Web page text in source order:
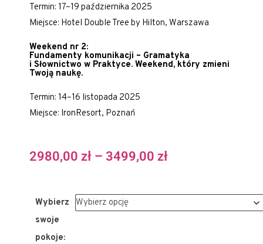
Termin: 17–19 października 2025
Miejsce: Hotel Double Tree by Hilton, Warszawa
Weekend nr 2:
Fundamenty komunikacji – Gramatyka
i Słownictwo w Praktyce. Weekend, który zmieni
Twoją naukę.
Termin: 14–16 listopada 2025
Miejsce: IronResort, Poznań
2980,00 zł – 3499,00 zł
Wybierz
swoje
pokoje: